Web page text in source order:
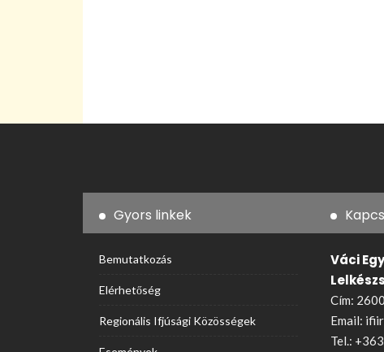
Gyors linkek
Bemutatkozás
Elérhetőség
Regionális Ifjúsági Közösségek
Váci
Cím:
Email:
Tel.: